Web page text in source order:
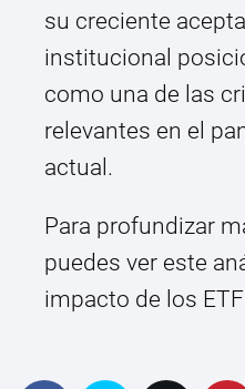
su creciente
institucional
como una de las
relevantes en el
actual.
Para profundizar
puedes ver este
impacto de los